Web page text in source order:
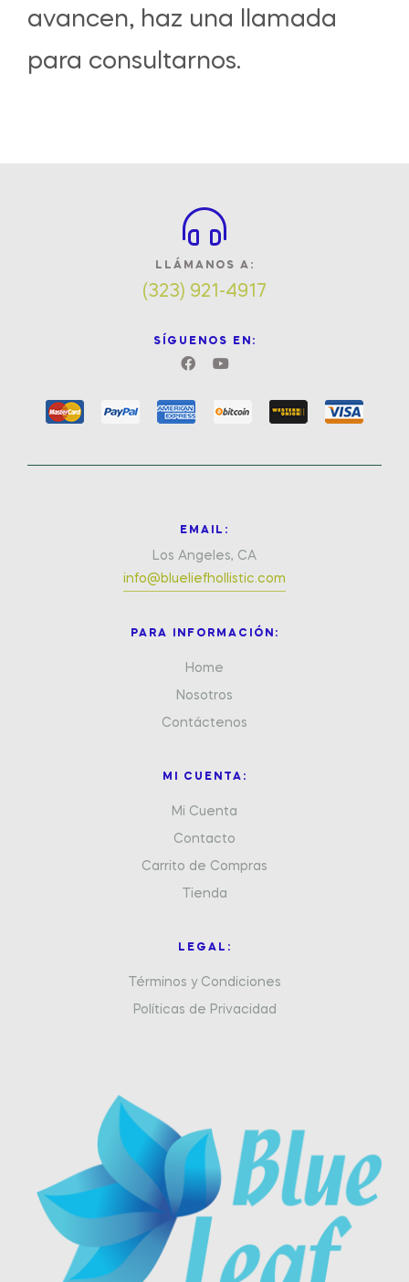
avancen, haz una llamada
para consultarnos.
LLÁMANOS A:
(323) 921-4917
SÍGUENOS EN:
EMAIL:
Los Angeles, CA
info@blueliefhollistic.com
PARA INFORMACIÓN:
Home
Nosotros
Contáctenos
MI CUENTA:
Mi Cuenta
Contacto
Carrito de Compras
Tienda
LEGAL:
Términos y Condiciones
Políticas de Privacidad